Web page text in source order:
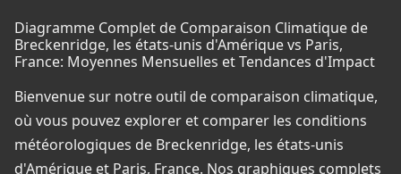
Diagramme Complet de Comparaison Climatique de
Breckenridge, les états-unis d'Amérique vs Paris,
France: Moyennes Mensuelles et Tendances d'Impact
Bienvenue sur notre outil de comparaison climatique,
où vous pouvez explorer et comparer les conditions
météorologiques de Breckenridge, les états-unis
d'Amérique et Paris, France. Nos graphiques complets